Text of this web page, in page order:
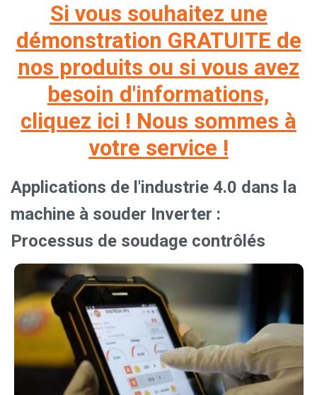
Si vous souhaitez une
démonstration GRATUITE de
nos produits ou si vous avez
besoin d'informations,
cliquez ici ! Nous sommes à
votre service !
Applications de l'industrie 4.0 dans la
machine à souder Inverter :
Processus de soudage contrôlés